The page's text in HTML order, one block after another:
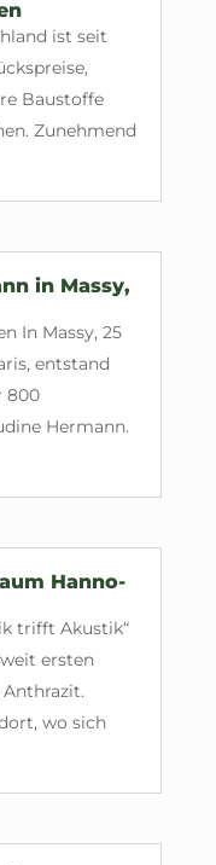
ist seit
Baustoffe
Zunehmend
in Massy,
In Massy, 25
entstand
800
Hermann.
Hanno-
trifft Akustik“
ersten
wo sich